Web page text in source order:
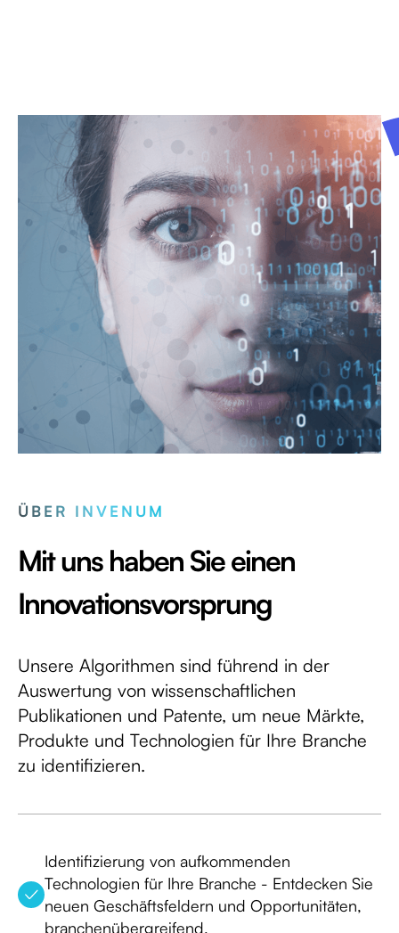
ÜBER INVENUM
Mit uns haben Sie einen
Innovationsvorsprung
Unsere Algorithmen sind führend in der
Auswertung von wissenschaftlichen
Publikationen und Patente, um neue Märkte,
Produkte und Technologien für Ihre Branche
zu identifizieren.
Identifizierung von aufkommenden
Technologien für Ihre Branche - Entdecken Sie
neuen Geschäftsfeldern und Opportunitäten,
branchenübergreifend.